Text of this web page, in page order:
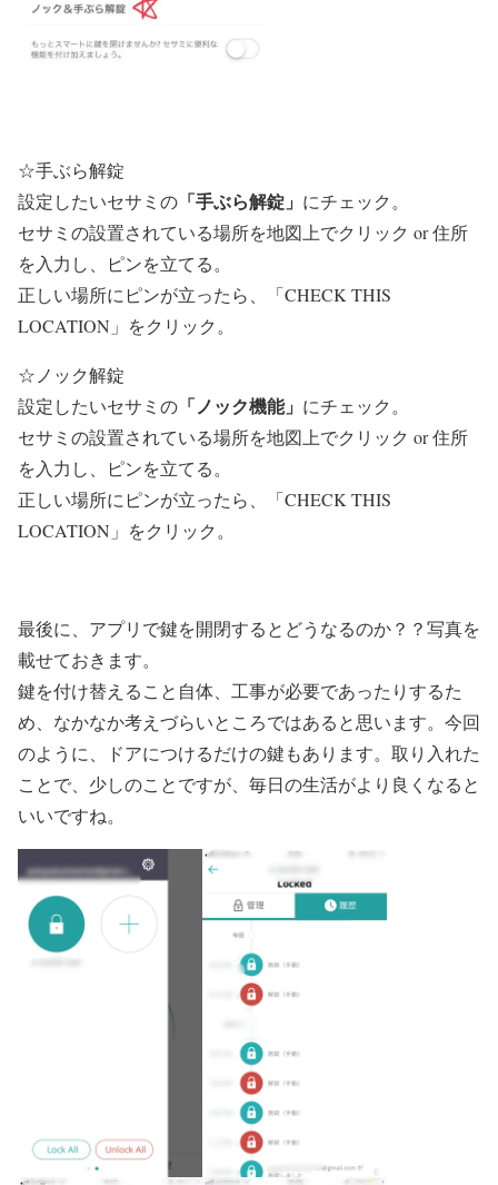
☆手ぶら解錠
設定したいセサミの 「手ぶら解錠」 にチェック。
セサミの設置されている場所を地図上でクリック or 住所
を入力し、ピンを立てる。
正しい場所にピンが立ったら、「CHECK THIS
LOCATION」をクリック。
☆ノック解錠
設定したいセサミの 「ノック機能」 にチェック。
セサミの設置されている場所を地図上でクリック or 住所
を入力し、ピンを立てる。
正しい場所にピンが立ったら、「CHECK THIS
LOCATION」をクリック。
最後に、アプリで鍵を開閉するとどうなるのか？？写真を
載せておきます。
鍵を付け替えること自体、工事が必要であったりするた
め、なかなか考えづらいところではあると思います。今回
のように、ドアにつけるだけの鍵もあります。取り入れた
ことで、少しのことですが、毎日の生活がより良くなると
いいですね。